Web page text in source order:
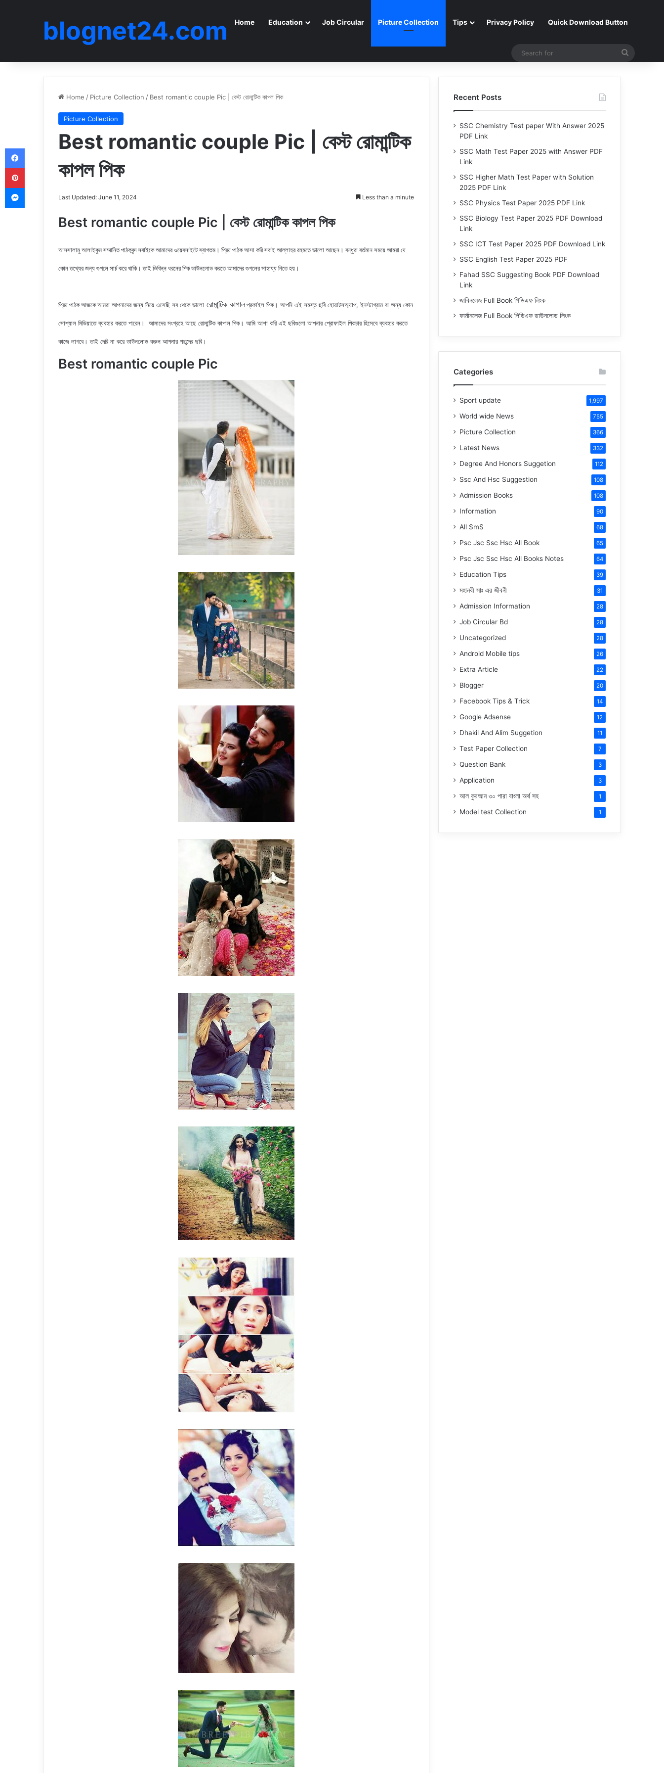
blognet24.com Home Education Job Circular Picture Collection Tips Privacy Policy Quick Download Button
Home / Picture Collection / Best romantic couple Pic | বেস্ট রোমান্টিক কাপল পিক
Picture Collection
Best romantic couple Pic | বেস্ট রোমান্টিক
কাপল পিক
Last Updated: June 11, 2024 Less than a minute
Best romantic couple Pic | বেস্ট রোমান্টিক কাপল পিক
আসসালামু আলাইকুম সম্মানিত পাঠকবৃন্দ সবাইকে আমাদের ওয়েবসাইটে স্বাগতম। প্রিয় পাঠক আসা করি সবাই আল্লাহর রহমতে ভালো আছেন। বন্ধুরা বর্তমান সময়ে আমরা যে
কোন তথ্যের জন্য গুগলে সার্চ করে থাকি। তাই ভিবিন্ন ধরনের পিক ডাউনলোড করতে আমাদের গুগলের সাহায্য নিতে হয়।
প্রিয় পাঠক আজকেআমরা আপনাদের জন্য নিয়ে এসেছি সব থেকে ভালো রোমান্টিক কাপালপ্রফাইল পিক। আপনি এই সমস্ত ছবি হোয়াটসঅ্যাপ, ইনস্টাগ্রাম বা অন্য কোন
সোশ্যাল মিডিয়াতে ব্যবহার করতে পারেন। আমাদের সংগ্রহে আছে রোমান্টিক কাপাল পিক। আমি আশা করি এই ছবিগুলো আপনার প্রোফাইল পিকচার হিসেবে ব্যবহার করতে
কাজে লাগবে। তাই দেরি না করে ডাউনলোড করুন আপনার পছন্দের ছবি।
Best romantic couple Pic
Recent Posts
SSC Chemistry Test paper With Answer 2025
PDF Link
SSC Math Test Paper 2025 with Answer PDF
Link
SSC Higher Math Test Paper with Solution
2025 PDF Link
SSC Physics Test Paper 2025 PDF Link
SSC Biology Test Paper 2025 PDF Download
Link
SSC ICT Test Paper 2025 PDF Download Link
SSC English Test Paper 2025 PDF
Fahad SSC Suggesting Book PDF Download
Link
জাবিনলেজ Full Book পিডিএফ লিংক
ফার্মানলেজ Full Book পিডিএফ ডাউনলোড লিংক
Categories
Sport update 1,997
World wide News 755
Picture Collection 366
Latest News 332
Degree And Honors Suggetion 112
Ssc And Hsc Suggestion 108
Admission Books 108
Information 90
All SmS 68
Psc Jsc Ssc Hsc All Book 65
Psc Jsc Ssc Hsc All Books Notes 64
Education Tips 39
মহানবীসাঃ এর জীবনী 31
Admission Information 28
Job Circular Bd 28
Uncategorized 28
Android Mobile tips 26
Extra Article 22
Blogger 20
Facebook Tips & Trick 14
Google Adsense 12
Dhakil And Alim Suggetion 11
Test Paper Collection 7
Question Bank 3
Application 3
আল কুরআন ৩০ পারা বাংলা অর্থ সহ 1
Model test Collection 1
Facebook
Pinterest
Messenger